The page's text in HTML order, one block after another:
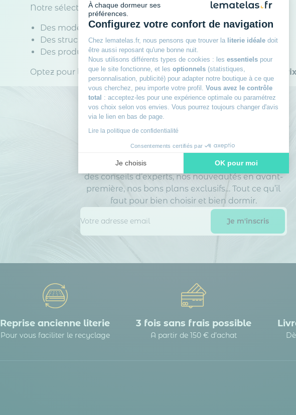
À chaque dormeur ses
préférences.
Configurez votre confort de navigation
Chez lematelas.fr, nous pensons que trouver la literie idéale doit
être aussi reposant qu'une bonne nuit.
Nous utilisons différents types de cookies : les essentiels pour
que le site fonctionne, et les optionnels (statistiques,
personnalisation, publicité) pour adapter notre boutique à ce que
vous cherchez, peu importe votre profil. Vous avez le contrôle
total : acceptez-les pour une expérience optimale ou paramétrez
vos choix selon vos envies. Vous pourrez toujours changer d'avis
via le lien en bas de page.
Lire la politique de confidentialité
Consentements certifiés par
Je choisis OK pour moi
Axeptio consent
Plateforme de Gestion du Consentement : Personnalisez vos
Notre plateforme vous permet d'adapter et de gérer vos
Notre sélection de sommiers 110x190 inclut :
Des modèles avecpieds inclus pour une installation facile
Des structuresen bois massifpour plus de solidité
Des produits defabrication française
Optez pour la qualité et le confort avec un sommier 110x190 à
Rejoignez le club des
dormeurs avisés
Inscrivez-vous à notre newsletteret recevez
des conseils d’experts, nos nouveautés en avant-
première, nos bons plans exclusifs… Tout ce qu’il
faut pour bien choisir et bien dormir.
Reprise ancienne literie
Pour vous faciliter le recyclage
3 fois sans frais possible
A partir de 150 € d’achat